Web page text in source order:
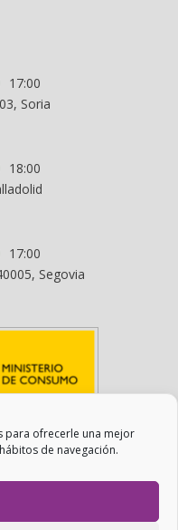
para ofrecerle una mejor
de navegación.
17:00
Soria
18:00
17:00
Segovia
contenido es